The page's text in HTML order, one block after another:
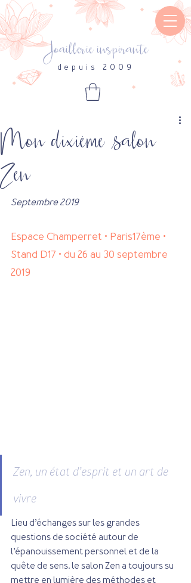
Joaillerie inspirante
depuis 2009
Mon dixième salon
Zen
Septembre 2019
Espace Champerret • Paris17ème •
Stand D17 • du 26 au 30 septembre
2019
Zen, un état d’esprit et un art de
vivre
Lieu d’échanges sur les grandes
questions de société autour de
l’épanouissement personnel et de la
quête de sens. le salon Zen a toujours su
mettre en lumière des méthodes et